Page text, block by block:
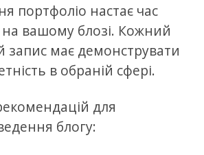
портфоліо настає час
вашому блозі. Кожний
запис має демонструвати
в обраній сфері.
для
блогу: